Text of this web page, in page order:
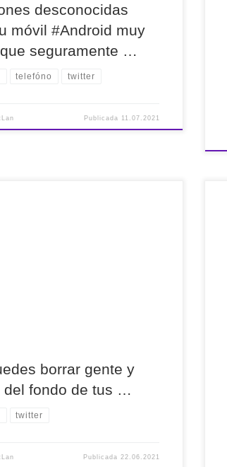
desconocidas
móvil #Android muy
seguramente …
telefóno twitter
Publicada 11.07.2021
borrar gente y
del fondo de tus …
twitter
Publicada 22.06.2021